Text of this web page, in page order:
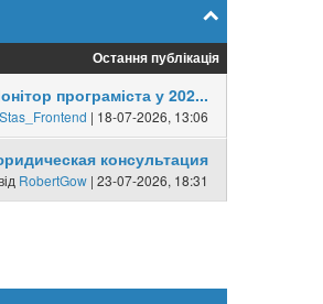
Остання публікація
програміста у 202...
Stas_Frontend | 18-07-2026, 13:06
консультация
RobertGow | 23-07-2026, 18:31